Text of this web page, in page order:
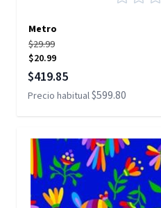
Metro
$29.99
$20.99
Precio especial
$419.85
Precio habitual$599.80